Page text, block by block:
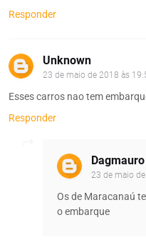
Responder
Unknown
23 de maio de 2018 às
Esses carros nao tem
Responder
Dagmauro
23 de maio
Os de Maracanaú
o embarque